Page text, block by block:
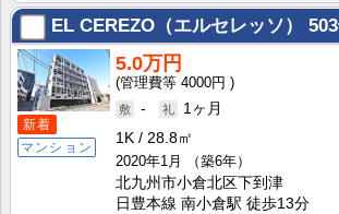
EL CEREZO（エルセレッソ）
新着
マンション
5.0万円
4000円
-
1ヶ月
1K
28.8㎡
2020年1月
（築6年）
北九州市小倉北区下到津
日豊本線 南小倉駅 徒歩13分